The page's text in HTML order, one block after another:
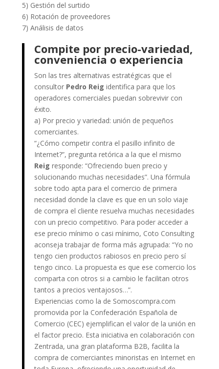
5) Gestión del surtido
6) Rotación de proveedores
7) Análisis de datos
Compite por precio-variedad,
conveniencia o experiencia
Son las tres alternativas estratégicas que el
consultor Pedro Reig identifica para que los
operadores comerciales puedan sobrevivir con
éxito.
a) Por precio y variedad: unión de pequeños
comerciantes.
“¿Cómo competir contra el pasillo infinito de
Internet?”, pregunta retórica a la que el mismo
Reig responde: “Ofreciendo buen precio y
solucionando muchas necesidades”. Una fórmula
sobre todo apta para el comercio de primera
necesidad donde la clave es que en un solo viaje
de compra el cliente resuelva muchas necesidades
con un precio competitivo. Para poder acceder a
ese precio mínimo o casi mínimo, Coto Consulting
aconseja trabajar de forma más agrupada: “Yo no
tengo cien productos rabiosos en precio pero sí
tengo cinco. La propuesta es que ese comercio los
comparta con otros si a cambio le facilitan otros
tantos a precios ventajosos…”.
Experiencias como la de Somoscompra.com
promovida por la Confederación Española de
Comercio (CEC) ejemplifican el valor de la unión en
el factor precio. Esta iniciativa en colaboración con
Zentrada, una gran plataforma B2B, facilita la
compra de comerciantes minoristas en Internet en